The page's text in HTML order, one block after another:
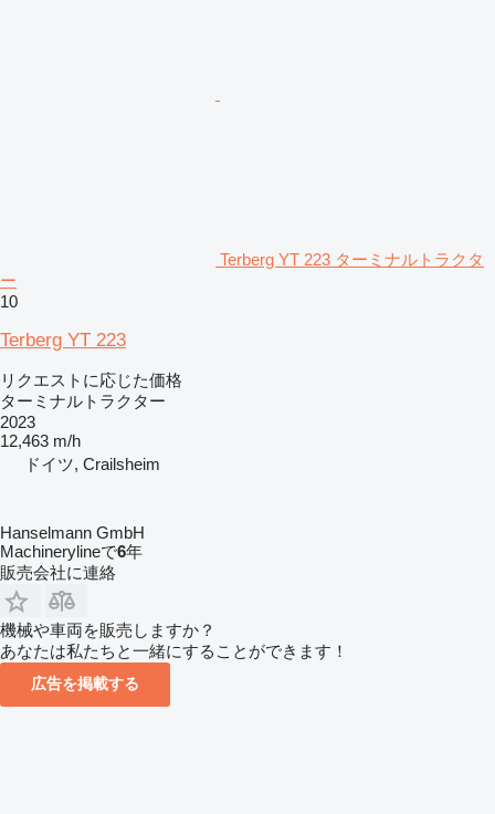
Terberg YT 223 ターミナルトラクタ
ー
10
Terberg YT 223
リクエストに応じた価格
ターミナルトラクター
2023
12,463 m/h
ドイツ, Crailsheim
Hanselmann GmbH
Machinerylineで6年
販売会社に連絡
機械や車両を販売しますか？
あなたは私たちと一緒にすることができます！
広告を掲載する